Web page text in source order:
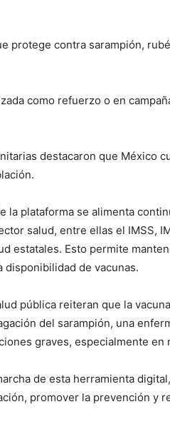
protege contra sarampión,
como refuerzo o en
destacaron que México
la plataforma se alimenta
salud, entre ellas el IMSS,
estatales. Esto permite
disponibilidad de vacunas.
pública reiteran que la
del sarampión, una
graves, especialmente en
de esta herramienta
promover la prevención y